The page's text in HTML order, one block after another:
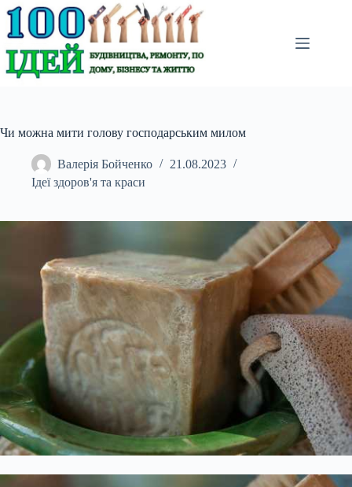
Перейти
до
вмісту
Чи можна мити голову господарським милом
Валерія Бойченко
21.08.2023
Ідеї здоров'я та краси